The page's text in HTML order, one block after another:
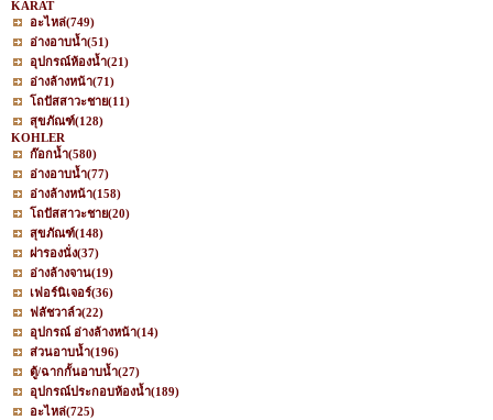
KARAT
อะไหล่(749)
อ่างอาบน้ำ(51)
อุปกรณ์ห้องน้ำ(21)
อ่างล้างหน้า(71)
โถปัสสาวะชาย(11)
สุขภัณฑ์(128)
KOHLER
ก๊อกน้ำ(580)
อ่างอาบน้ำ(77)
อ่างล้างหน้า(158)
โถปัสสาวะชาย(20)
สุขภัณฑ์(148)
ฝารองนั่ง(37)
อ่างล้างจาน(19)
เฟอร์นิเจอร์(36)
ฟลัชวาล์ว(22)
อุปกรณ์ อ่างล้างหน้า(14)
ส่วนอาบน้ำ(196)
ตู้/ฉากกั้นอาบน้ำ(27)
อุปกรณ์ประกอบห้องน้ำ(189)
อะไหล่(725)